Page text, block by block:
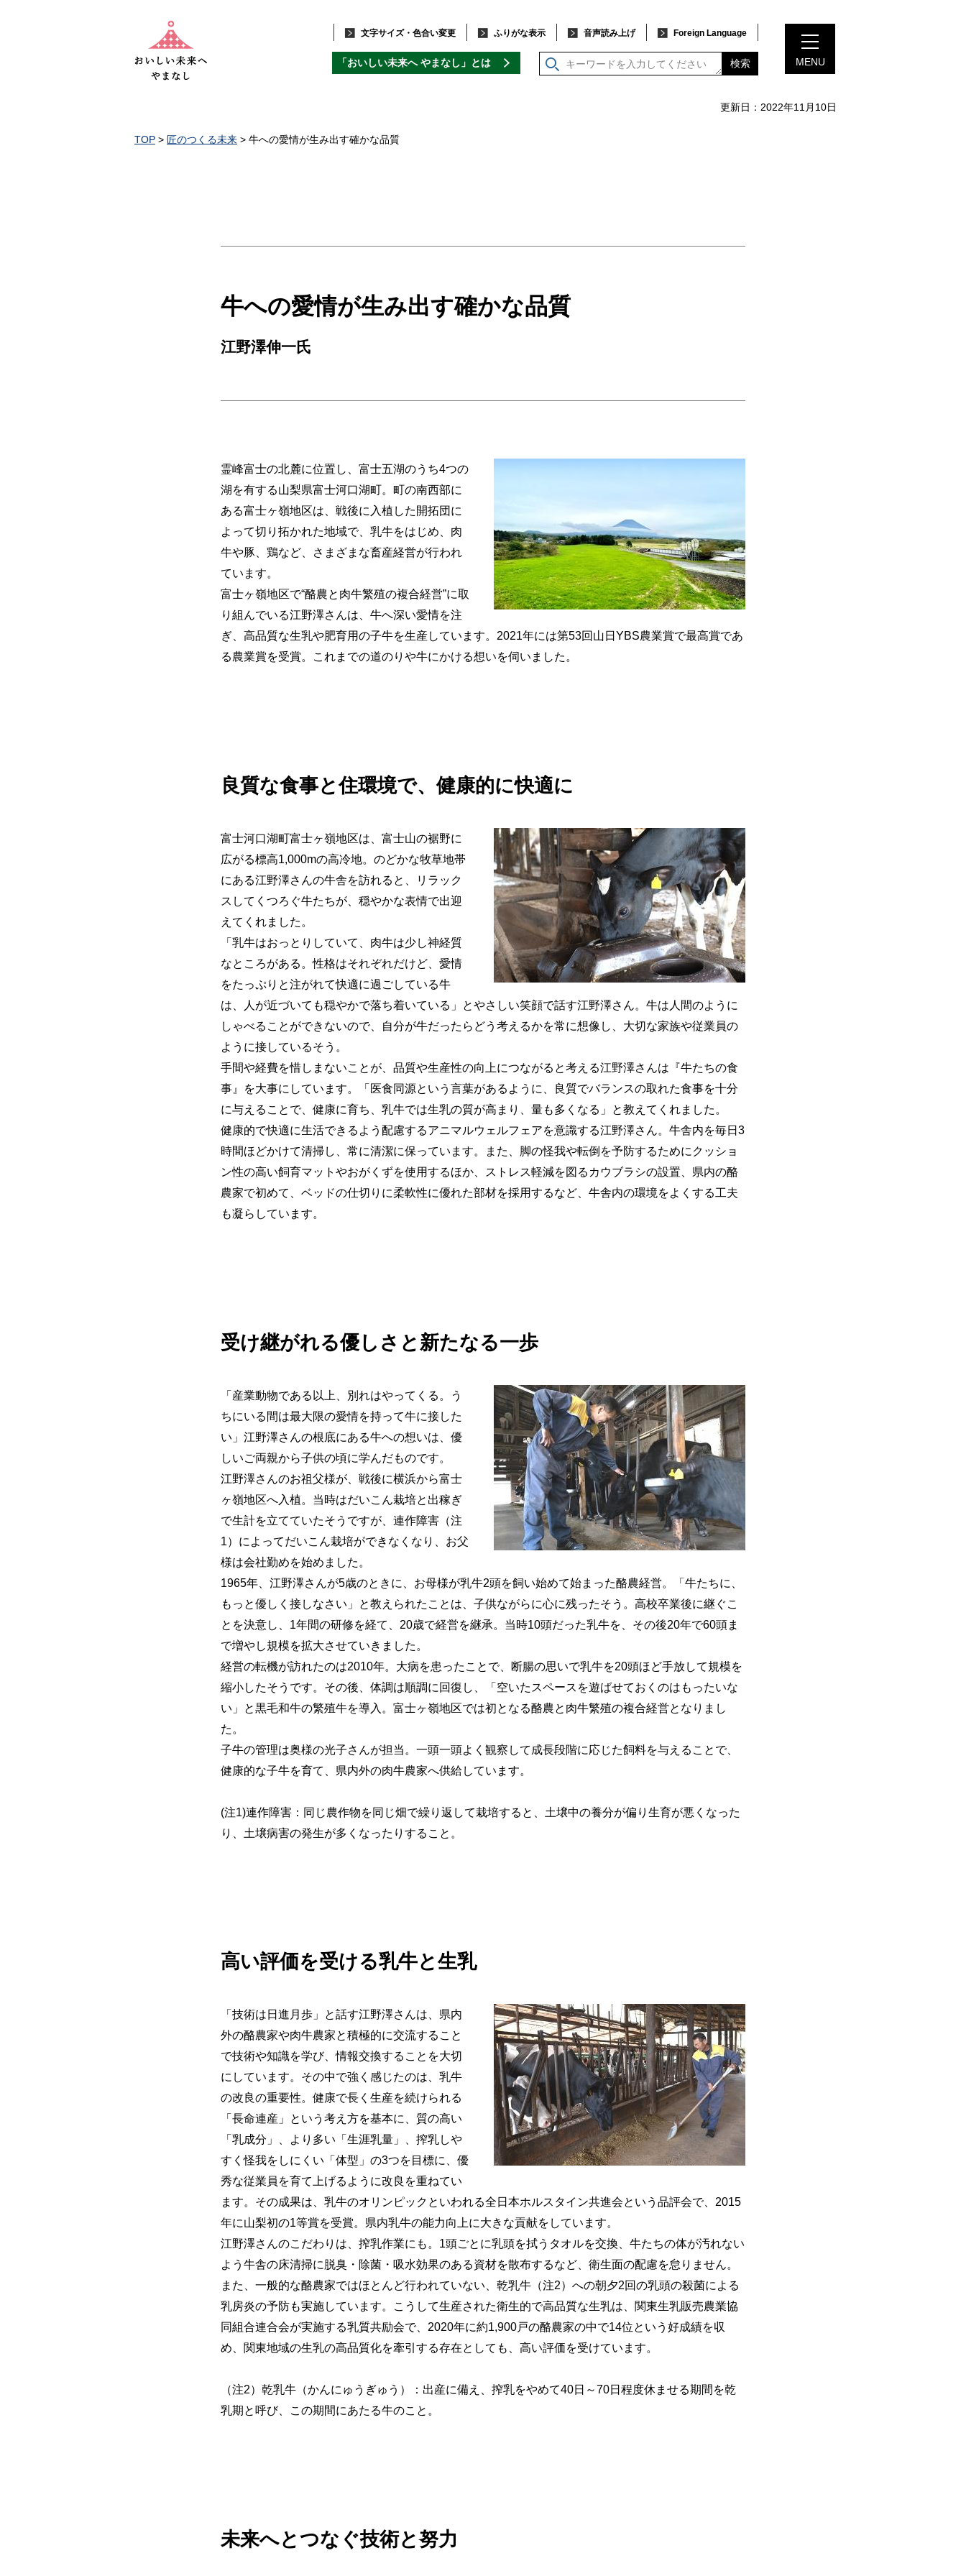
文字サイズ・色合い変更 ふりがな表示 音声読み上げ Foreign Language
「おいしい未来へ やまなし」 とは 検索 MENU
更新日：2022年11月10日
TOP > 匠のつくる未来 > 牛への愛情が生み出す確かな品質
牛への愛情が生み出す確かな品質
江野澤伸一氏
霊峰富士の北麓に位置し、富士五湖のうち4つの
湖を有する山梨県富士河口湖町。町の南西部に
ある富士ヶ嶺地区は、戦後に入植した開拓団に
よって切り拓かれた地域で、乳牛をはじめ、肉
牛や豚、鶏など、さまざまな畜産経営が行われ
ています。
富士ヶ嶺地区で“酪農と肉牛繁殖の複合経営”に取
り組んでいる江野澤さんは、牛へ深い愛情を注
ぎ、高品質な生乳や肥育用の子牛を生産しています。2021年には第53回山日YBS農業賞で最高賞であ
る農業賞を受賞。これまでの道のりや牛にかける想いを伺いました。
良質な食事と住環境で、健康的に快適に
富士河口湖町富士ヶ嶺地区は、富士山の裾野に
広がる標高1,000mの高冷地。のどかな牧草地帯
にある江野澤さんの牛舎を訪れると、リラック
スしてくつろぐ牛たちが、穏やかな表情で出迎
えてくれました。
「乳牛はおっとりしていて、肉牛は少し神経質
なところがある。性格はそれぞれだけど、愛情
をたっぷりと注がれて快適に過ごしている牛
は、人が近づいても穏やかで落ち着いている」とやさしい笑顔で話す江野澤さん。牛は人間のように
しゃべることができないので、自分が牛だったらどう考えるかを常に想像し、大切な家族や従業員の
ように接しているそう。
手間や経費を惜しまないことが、品質や生産性の向上につながると考える江野澤さんは『牛たちの食
事』を大事にしています。「医食同源という言葉があるように、良質でバランスの取れた食事を十分
に与えることで、健康に育ち、乳牛では生乳の質が高まり、量も多くなる」と教えてくれました。
健康的で快適に生活できるよう配慮するアニマルウェルフェアを意識する江野澤さん。牛舎内を毎日3
時間ほどかけて清掃し、常に清潔に保っています。また、脚の怪我や転倒を予防するためにクッショ
ン性の高い飼育マットやおがくずを使用するほか、ストレス軽減を図るカウブラシの設置、県内の酪
農家で初めて、ベッドの仕切りに柔軟性に優れた部材を採用するなど、牛舎内の環境をよくする工夫
も凝らしています。
受け継がれる優しさと新たなる一歩
「産業動物である以上、別れはやってくる。う
ちにいる間は最大限の愛情を持って牛に接した
い」江野澤さんの根底にある牛への想いは、優
しいご両親から子供の頃に学んだものです。
江野澤さんのお祖父様が、戦後に横浜から富士
ヶ嶺地区へ入植。当時はだいこん栽培と出稼ぎ
で生計を立てていたそうですが、連作障害（注
1）によってだいこん栽培ができなくなり、お父
様は会社勤めを始めました。
1965年、江野澤さんが5歳のときに、お母様が乳牛2頭を飼い始めて始まった酪農経営。「牛たちに、
もっと優しく接しなさい」と教えられたことは、子供ながらに心に残ったそう。高校卒業後に継ぐこ
とを決意し、1年間の研修を経て、20歳で経営を継承。当時10頭だった乳牛を、その後20年で60頭ま
で増やし規模を拡大させていきました。
経営の転機が訪れたのは2010年。大病を患ったことで、断腸の思いで乳牛を20頭ほど手放して規模を
縮小したそうです。その後、体調は順調に回復し、「空いたスペースを遊ばせておくのはもったいな
い」と黒毛和牛の繁殖牛を導入。富士ヶ嶺地区では初となる酪農と肉牛繁殖の複合経営となりまし
た。
子牛の管理は奥様の光子さんが担当。一頭一頭よく観察して成長段階に応じた飼料を与えることで、
健康的な子牛を育て、県内外の肉牛農家へ供給しています。
(注1)連作障害：同じ農作物を同じ畑で繰り返して栽培すると、土壌中の養分が偏り生育が悪くなった
り、土壌病害の発生が多くなったりすること。
高い評価を受ける乳牛と生乳
「技術は日進月歩」と話す江野澤さんは、県内
外の酪農家や肉牛農家と積極的に交流すること
で技術や知識を学び、情報交換することを大切
にしています。その中で強く感じたのは、乳牛
の改良の重要性。健康で長く生産を続けられる
「長命連産」という考え方を基本に、質の高い
「乳成分」、より多い「生涯乳量」、搾乳しや
すく怪我をしにくい「体型」の3つを目標に、優
秀な従業員を育て上げるように改良を重ねてい
ます。その成果は、乳牛のオリンピックといわれる全日本ホルスタイン共進会という品評会で、2015
年に山梨初の1等賞を受賞。県内乳牛の能力向上に大きな貢献をしています。
江野澤さんのこだわりは、搾乳作業にも。1頭ごとに乳頭を拭うタオルを交換、牛たちの体が汚れない
よう牛舎の床清掃に脱臭・除菌・吸水効果のある資材を散布するなど、衛生面の配慮を怠りません。
また、一般的な酪農家ではほとんど行われていない、乾乳牛（注2）への朝夕2回の乳頭の殺菌による
乳房炎の予防も実施しています。こうして生産された衛生的で高品質な生乳は、関東生乳販売農業協
同組合連合会が実施する乳質共励会で、2020年に約1,900戸の酪農家の中で14位という好成績を収
め、関東地域の生乳の高品質化を牽引する存在としても、高い評価を受けています。
（注2）乾乳牛（かんにゅうぎゅう）：出産に備え、搾乳をやめて40日～70日程度休ませる期間を乾
乳期と呼び、この期間にあたる牛のこと。
未来へとつなぐ技術と努力